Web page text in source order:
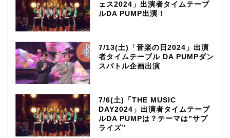
ェス2024」出演者タイムテーブ
ルDA PUMP出演！
7/13(土)「音楽の日2024」出演
者タイムテーブル DA PUMPダン
スバトル企画出演
7/6(土)「THE MUSIC
DAY2024」出演者タイムテーブ
ルDA PUMPは？テーマは”サプ
ライズ”